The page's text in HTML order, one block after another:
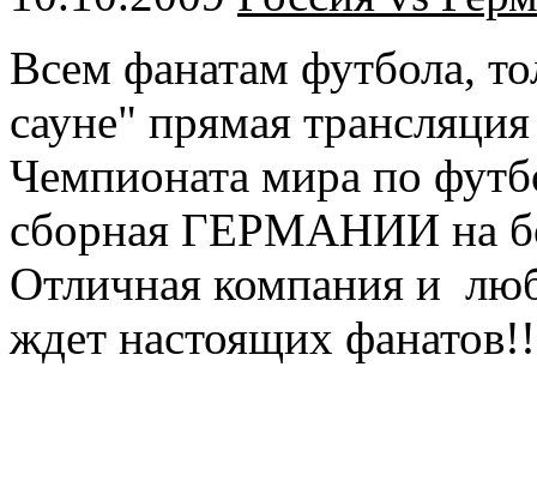
Всем фанатам футбола,
сауне" прямая
Чемпионата мира по
сборная ГЕРМАНИИ на
Отличная компания и
ждет настоящих